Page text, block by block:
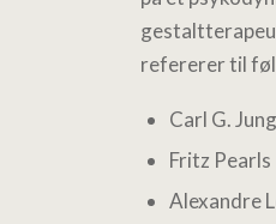
refererer til
Carl G. Jung
Fritz Pearls
Alexandre